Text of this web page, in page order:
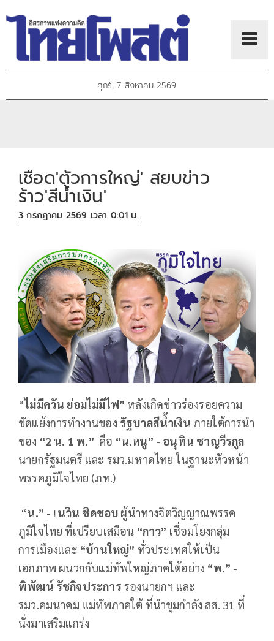
ศุกร์, 7 สิงหาคม 2569
เชือด'ตัวการใหญ่' สยบข่าว
ร้าว'สีน้ำเงิน'
3 กรกฎาคม 2569 เวลา 0:01 น.
“ไม่มีควัน ย่อมไม่มีไฟ” หลังเกิดข่าวร่องรอยความ
ขัดแย้งการทำงานของ รัฐบาลสีน้ำเงิน ภายใต้การนำ
ของ “2 น. 1 พ.” คือ “น.หนู” - อนุทิน ชาญวีรกูล
นายกรัฐมนตรี และ รมว.มหาดไทย ในฐานะหัวหน้า
พรรคภูมิใจไทย (ภท.)
“น.” - เนวิน ชิดชอบ ผู้นำทางจิตวิญญาณพรรค
ภูมิใจไทย ที่เปรียบเสมือน “กาว” เชื่อมโยงกลุ่ม
การเมืองและ “บ้านใหญ่” ทั่วประเทศให้เป็น
เอกภาพ ผนวกกับแม่ทัพใหญ่ภาคใต้อย่าง “พ.” -
พิพัฒน์ รัชกิจประการ รองนายกฯ และ
รมว.คมนาคม แม่ทัพภาคใต้ ที่นำขุมกำลัง สส. 31 ที่
นั่งมาเสริมแกร่ง